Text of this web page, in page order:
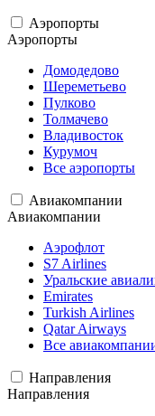
Аэропорты
Аэропорты
Домодедово
Шереметьево
Пулково
Толмачево
Владивосток
Курумоч
Все аэропорты
Авиакомпании
Авиакомпании
Аэрофлот
S7 Airlines
Уральские
Emirates
Turkish Airlines
Qatar Airways
Все
Направления
Направления